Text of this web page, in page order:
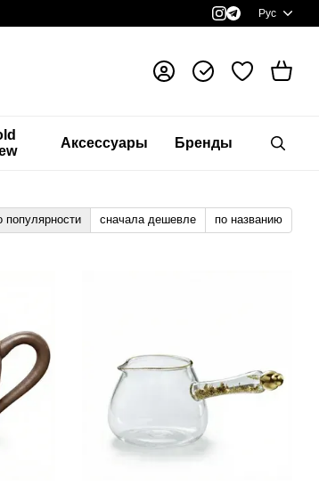
Рус
Аксессуары Бренды
популярности сначала дешевле по названию